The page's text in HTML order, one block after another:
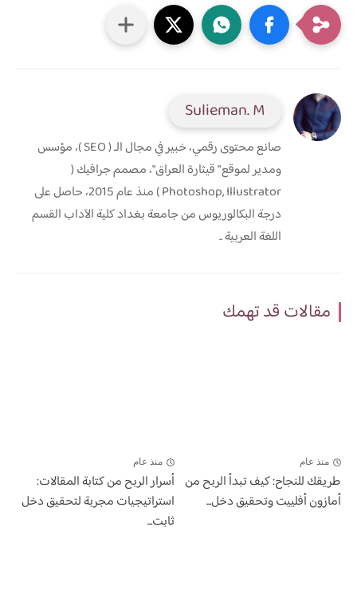
Sulieman. M
صانع محتوى رقمي، خبير في مجال الـ ( SEO )، مؤسس
ومدير لموقع " قيثارة العراق"، مصمم جرافيك (
Photoshop, Illustrator ) منذ عام 2015، حاصل على
درجة البكالوريوس من جامعة بغداد كلية الآداب القسم
اللغة العربية ..
مقالات قد تهمك
منذ عام
طريقك للنجاح: كيف تبدأ الربح من
أمازون أفلييت وتحقيق دخل...
منذ عام
أسرار الربح من كتابة المقالات:
استراتيجيات مجربة لتحقيق دخل
ثابت...